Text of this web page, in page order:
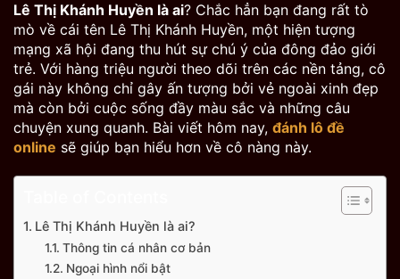
Lê Thị Khánh Huyền là ai? Chắc hẳn bạn đang rất tò
mò về cái tên Lê Thị Khánh Huyền, một hiện tượng
mạng xã hội đang thu hút sự chú ý của đông đảo giới
trẻ. Với hàng triệu người theo dõi trên các nền tảng, cô
gái này không chỉ gây ấn tượng bởi vẻ ngoài xinh đẹp
mà còn bởi cuộc sống đầy màu sắc và những câu
chuyện xung quanh. Bài viết hôm nay, đánh lô đề
online sẽ giúp bạn hiểu hơn về cô nàng này.
Lê Thị Khánh Huyền là ai?
Thông tin cá nhân cơ bản
Ngoại hình nổi bật